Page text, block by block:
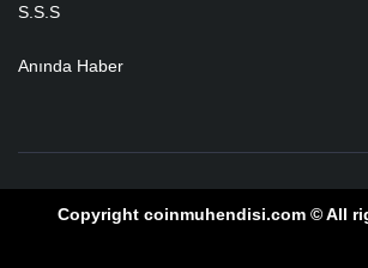
S.S.S
Anında Haber
Copyright coinmuhendisi.com © All